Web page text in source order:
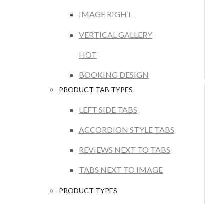
IMAGE RIGHT
VERTICAL GALLERY
HOT
BOOKING DESIGN
PRODUCT TAB TYPES
LEFT SIDE TABS
ACCORDION STYLE TABS
REVIEWS NEXT TO TABS
TABS NEXT TO IMAGE
PRODUCT TYPES